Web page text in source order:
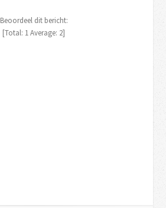
Beoordeel dit bericht:
[Total: 1Average: 2]